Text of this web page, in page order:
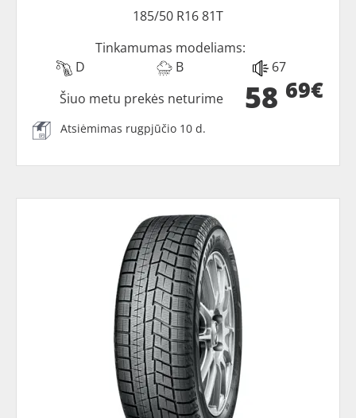
185/50 R16 81T
Tinkamumas modeliams:
D
B 67
58 69€
Šiuo metu prekės neturime
Atsiėmimas rugpjūčio 10 d.